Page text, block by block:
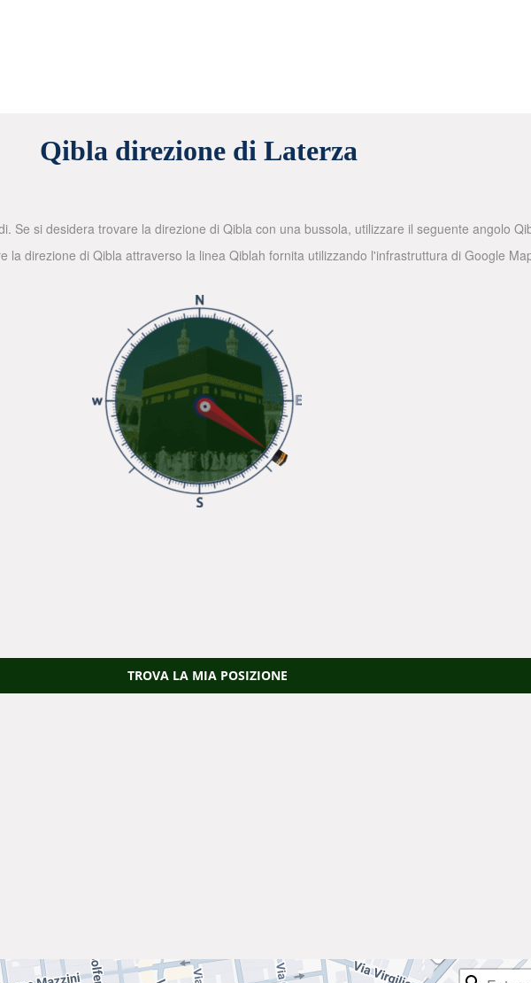
Qibla direzione di Laterza
Se si desidera trovare la direzione di Qibla con una bussola, utilizzare il seguente angolo
la direzione di Qibla attraverso la linea Qiblah fornita utilizzando l'infrastruttura di Google
TROVA LA MIA POSIZIONE